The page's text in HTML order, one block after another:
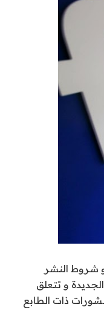
شروط النشر
و تتعلق
ذات الطابع